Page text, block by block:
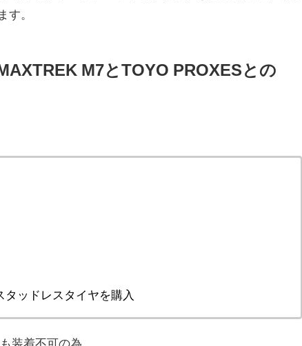
す。
M7とTOYO PROXESとの
ッドレスタイヤを購入
装着不可の為、